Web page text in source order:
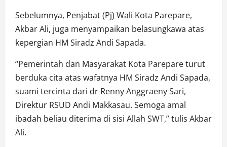
Sebelumnya, Penjabat (Pj) Wali Kota Parepare,
Akbar Ali, juga menyampaikan belasungkawa atas
kepergian HM Siradz Andi Sapada.
“Pemerintah dan Masyarakat Kota Parepare turut
berduka cita atas wafatnya HM Siradz Andi Sapada,
suami tercinta dari dr Renny Anggraeny Sari,
Direktur RSUD Andi Makkasau. Semoga amal
ibadah beliau diterima di sisi Allah SWT,” tulis Akbar
Ali.